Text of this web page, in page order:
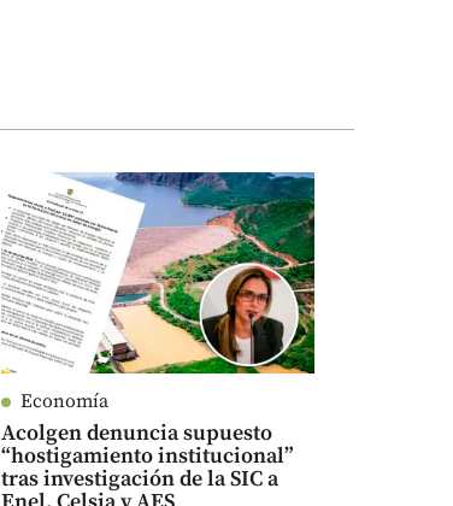
Economía
Acolgen denuncia supuesto
“hostigamiento institucional”
tras investigación de la SIC a